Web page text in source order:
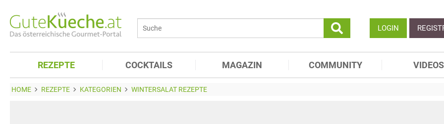
LOGIN
REZEPTE COCKTAILS MAGAZIN COMMUNITY VIDEOS
HOME REZEPTE KATEGORIEN WINTERSALAT REZEPTE